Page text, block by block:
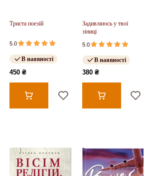
Триста поезій
5.0
В наявності
450 ₴
Задивляюсь у твої
зіниці
5.0
В наявності
380 ₴